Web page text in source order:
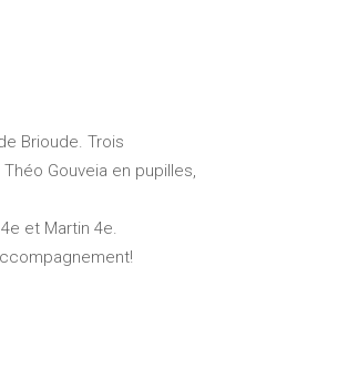
Brioude. Trois
Gouveia en pupilles,
et Martin 4e.